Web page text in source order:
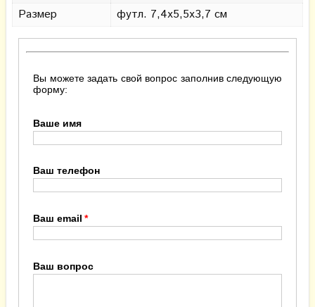
Размер
футл. 7,4х5,5х3,7 см
Вы можете задать свой вопрос заполнив следующую
форму:
Ваше имя
Ваш телефон
Ваш email
Ваш вопрос